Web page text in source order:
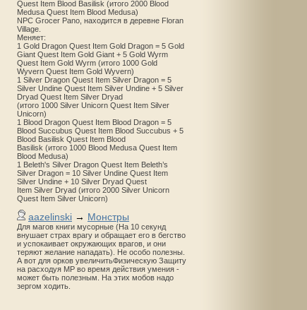
Quest Item Blood Basilisk (итого 2000 Blood
Medusa Quest Item Blood Medusa)
NPC Grocer Pano, находится в деревне Floran
Village.
Меняет:
1 Gold Dragon Quest Item Gold Dragon = 5 Gold
Giant Quest Item Gold Giant + 5 Gold Wyrm
Quest Item Gold Wyrm (итого 1000 Gold
Wyvern Quest Item Gold Wyvern)
1 Silver Dragon Quest Item Silver Dragon = 5
Silver Undine Quest Item Silver Undine + 5 Silver
Dryad Quest Item Silver Dryad
(итого 1000 Silver Unicorn Quest Item Silver
Unicorn)
1 Blood Dragon Quest Item Blood Dragon = 5
Blood Succubus Quest Item Blood Succubus + 5
Blood Basilisk Quest Item Blood
Basilisk (итого 1000 Blood Medusa Quest Item
Blood Medusa)
1 Beleth's Silver Dragon Quest Item Beleth’s
Silver Dragon = 10 Silver Undine Quest Item
Silver Undine + 10 Silver Dryad Quest
Item Silver Dryad (итого 2000 Silver Unicorn
Quest Item Silver Unicorn)
aazelinski → Монстры
Для магов книги мусорные (На 10 секунд
внушает страх врагу и обращает его в бегство
и успокаивает окружающих врагов, и они
теряют желание нападать). Не особо полезны.
А вот для орков увеличитьФизическую Защиту
на расходуя MP во время действия умения -
может быть полезным. На этих мобов надо
зергом ходить.